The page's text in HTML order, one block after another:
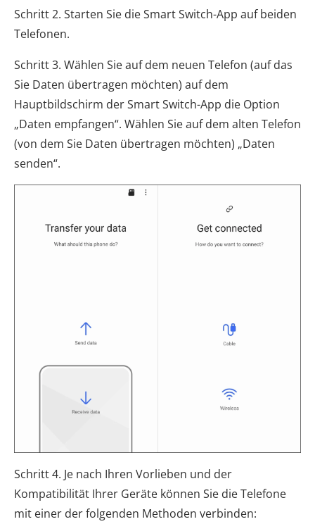
Schritt 2. Starten Sie die Smart Switch-App auf beiden
Telefonen.
Schritt 3. Wählen Sie auf dem neuen Telefon (auf das
Sie Daten übertragen möchten) auf dem
Hauptbildschirm der Smart Switch-App die Option
„Daten empfangen“. Wählen Sie auf dem alten Telefon
(von dem Sie Daten übertragen möchten) „Daten
senden“.
Schritt 4. Je nach Ihren Vorlieben und der
Kompatibilität Ihrer Geräte können Sie die Telefone
mit einer der folgenden Methoden verbinden: